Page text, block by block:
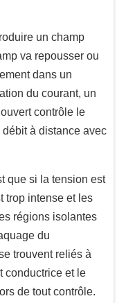
un champ
va repousser ou
dans un
du courant, un
contrôle le
débit à distance avec
que si la tension est
trop intense et les
régions isolantes
du
trouvent reliés à
conductrice et le
de tout contrôle.